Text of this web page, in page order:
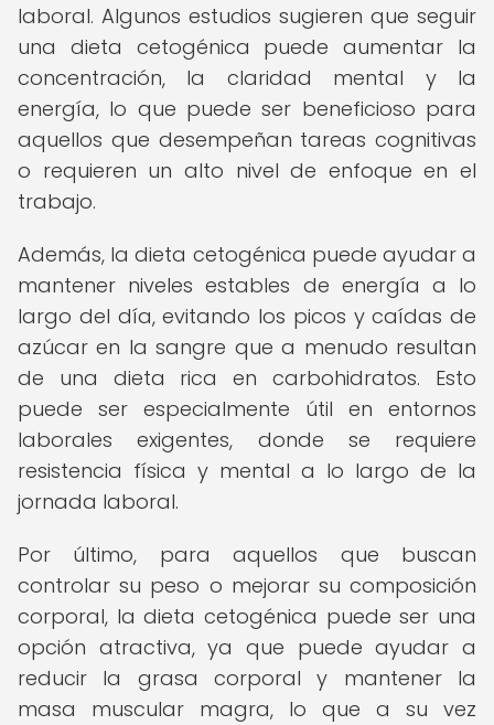
laboral. Algunos estudios sugieren que seguir
una dieta cetogénica puede aumentar la
concentración, la claridad mental y la
energía, lo que puede ser beneficioso para
aquellos que desempeñan tareas cognitivas
o requieren un alto nivel de enfoque en el
trabajo.
Además, la dieta cetogénica puede ayudar a
mantener niveles estables de energía a lo
largo del día, evitando los picos y caídas de
azúcar en la sangre que a menudo resultan
de una dieta rica en carbohidratos. Esto
puede ser especialmente útil en entornos
laborales exigentes, donde se requiere
resistencia física y mental a lo largo de la
jornada laboral.
Por último, para aquellos que buscan
controlar su peso o mejorar su composición
corporal, la dieta cetogénica puede ser una
opción atractiva, ya que puede ayudar a
reducir la grasa corporal y mantener la
masa muscular magra, lo que a su vez